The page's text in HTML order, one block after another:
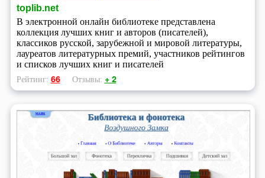
toplib.net
В электронной онлайн библиотеке представлена
коллекция лучших книг и авторов (писателей),
классиков русской, зарубежной и мировой литературы,
лауреатов литературных премий, участников рейтингов
и списков лучших книг и писателей
Рейтинг: 66 Отзывы: + 2